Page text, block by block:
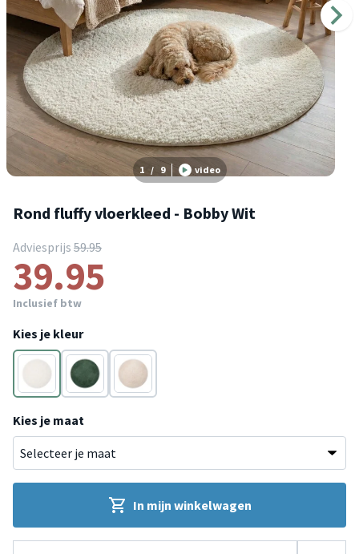
1 / 9 video
Rond fluffy vloerkleed - Bobby Wit
Adviesprijs 59.95
39.95
Inclusief btw
Kies je kleur
Wit Groen
Crème
Kies je maat
In mijn winkelwagen